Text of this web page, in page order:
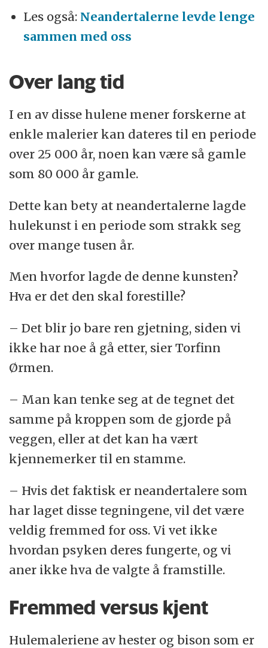
Les også: Neandertalerne levde lenge
sammen med oss
Over lang tid
I en av disse hulene mener forskerne at
enkle malerier kan dateres til en periode
over 25 000 år, noen kan være så gamle
som 80 000 år gamle.
Dette kan bety at neandertalerne lagde
hulekunst i en periode som strakk seg
over mange tusen år.
Men hvorfor lagde de denne kunsten?
Hva er det den skal forestille?
– Det blir jo bare ren gjetning, siden vi
ikke har noe å gå etter, sier Torfinn
Ørmen.
– Man kan tenke seg at de tegnet det
samme på kroppen som de gjorde på
veggen, eller at det kan ha vært
kjennemerker til en stamme.
– Hvis det faktisk er neandertalere som
har laget disse tegningene, vil det være
veldig fremmed for oss. Vi vet ikke
hvordan psyken deres fungerte, og vi
aner ikke hva de valgte å framstille.
Fremmed versus kjent
Hulemaleriene av hester og bison som er